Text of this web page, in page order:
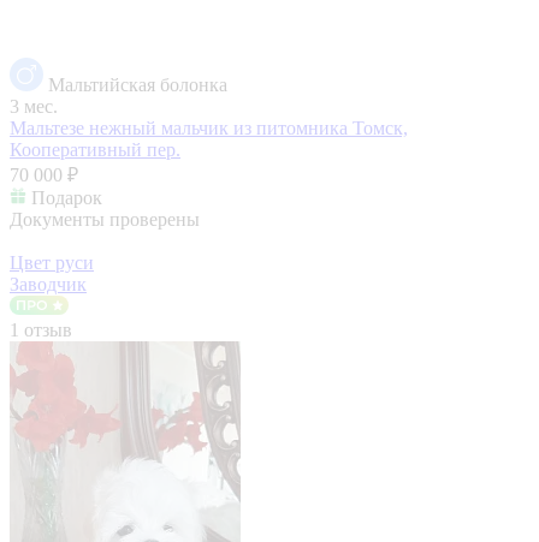
Мальтийская болонка
3 мес.
Мальтезе нежный мальчик из питомника Томск,
Кооперативный пер.
70 000 ₽
Подарок
Документы проверены
Цвет руси
Заводчик
1 отзыв